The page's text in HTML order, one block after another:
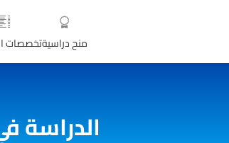
منح دراسيةتخصصات
الدراسة